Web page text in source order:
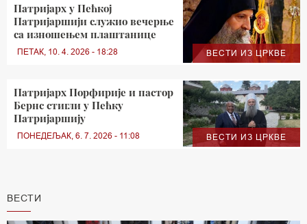
ВЕСТИ ИЗ ЦРКВЕ
Патријарх у Пећкој
Патријаршији служио вечерње
са изношењем плаштанице
ПЕТАК, 10. 4. 2026 - 18:28
ВЕСТИ ИЗ ЦРКВЕ
Патријарх Порфирије и пастор
Бернс стигли у Пећку
Патријаршију
ПОНЕДЕЉАК, 6. 7. 2026 - 11:08
ВЕСТИ